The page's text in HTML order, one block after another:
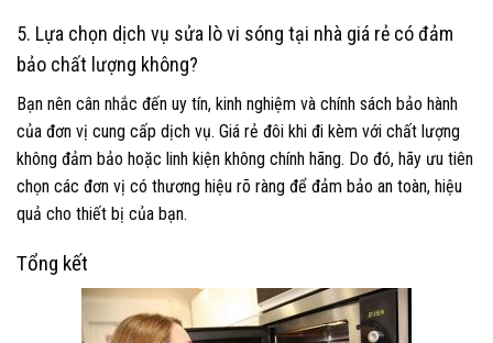
5. Lựa chọn dịch vụ sửa lò vi sóng tại nhà giá rẻ có đảm
bảo chất lượng không?
Bạn nên cân nhắc đến uy tín, kinh nghiệm và chính sách bảo hành
của đơn vị cung cấp dịch vụ. Giá rẻ đôi khi đi kèm với chất lượng
không đảm bảo hoặc linh kiện không chính hãng. Do đó, hãy ưu tiên
chọn các đơn vị có thương hiệu rõ ràng để đảm bảo an toàn, hiệu
quả cho thiết bị của bạn.
Tổng kết